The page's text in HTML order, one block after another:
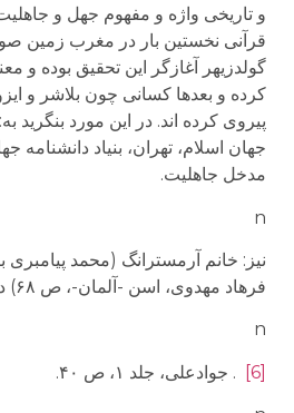
و تاریخی واژه و مفهوم جهل و
قرآنی نخستین بار در مغرب زمین
گولدزیهر آغازگر این تحقیق بوده و
کرده و بعدها کسانی چون بلاشر و
پیروی کرده اند. در این مورد بنگرید
جهان اسلام، تهران، بنیاد دانشنامه
مدخل جاهلیت.
n
نیز: خانم آرمسترانگ (محمد پیامبری
فرهاد مهدوی، اسن -آلمان-، ص ۶۸) دقیقا همین نظر را دارد.
n
[6] . جوادعلی، جلد ۱، ص ۴۰.